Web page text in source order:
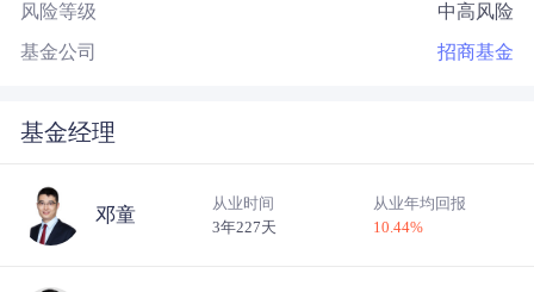
风险等级 中高风险
基金公司 招商基金
基金经理
邓童
从业时间
3年227天
从业年均回报
10.44%